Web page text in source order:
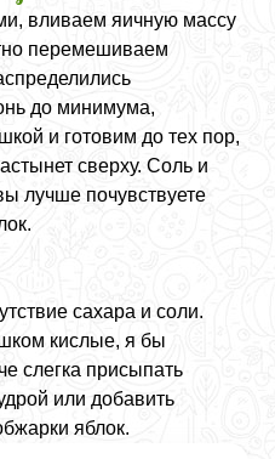
вливаем яичную массу
перемешиваем
до минимума,
и готовим до тех пор,
сверху. Соль и
лучше почувствуете
сахара и соли.
кислые, я бы
слегка присыпать
или добавить
яблок.